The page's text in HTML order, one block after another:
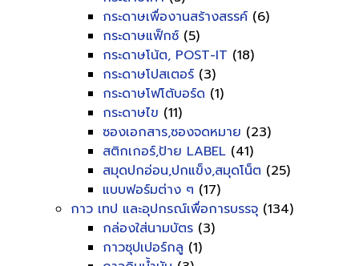
กระดาษเพื่องานสร้างสรรค์ (6)
กระดาษแฟ็กซ์ (5)
กระดาษโน้ต, POST-IT (18)
กระดาษโปสเตอร์ (3)
กระดาษโฟโต้บอร์ด (1)
กระดาษไข (11)
ซองเอกสาร,ซองจดหมาย (23)
สติกเกอร์,ป้าย LABEL (41)
สมุดปกอ่อน,ปกแข็ง,สมุดโน็ต (25)
แบบฟอร์มต่าง ๆ (17)
กาว เทป และอุปกรณ์เพื่อการบรรจุ (134)
กล่องใส่นามบัตร (3)
กาวซุปเปอร์กลู (1)